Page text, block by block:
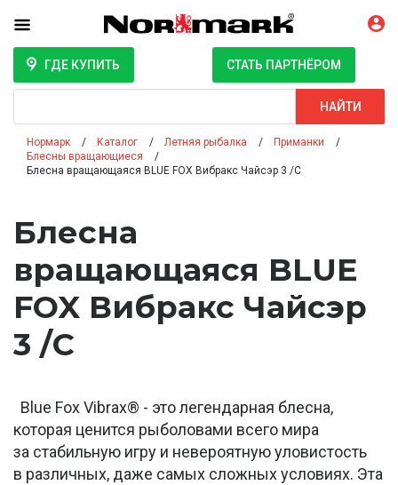
ГДЕ КУПИТЬ СТАТЬ ПАРТНЁРОМ
НАЙТИ
Нормарк Каталог Летняя рыбалка
Приманки
Блесны вращающиеся
Блесна вращающаяся BLUE FOX Вибракс Чайсэр 3 /C
Блесна
вращающаяся BLUE
FOX Вибракс Чайсэр
3 /C
Blue Fox Vibrax® - это легендарная блесна,
которая ценится рыболовами всего мира
за стабильную игру и невероятную уловистость
в различных, даже самых сложных условиях. Эта